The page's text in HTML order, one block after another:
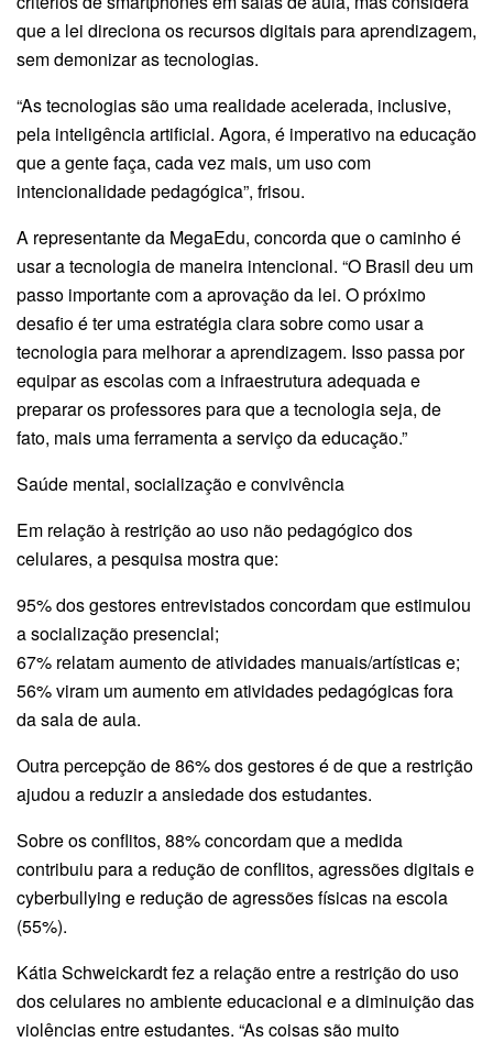
que a lei direciona os recursos digitais para aprendizagem,
sem demonizar as tecnologias.
“As tecnologias são uma realidade acelerada, inclusive,
pela inteligência artificial. Agora, é imperativo na educação
que a gente faça, cada vez mais, um uso com
intencionalidade pedagógica”, frisou.
A representante da MegaEdu, concorda que o caminho é
usar a tecnologia de maneira intencional. “O Brasil deu um
passo importante com a aprovação da lei. O próximo
desafio é ter uma estratégia clara sobre como usar a
tecnologia para melhorar a aprendizagem. Isso passa por
equipar as escolas com a infraestrutura adequada e
preparar os professores para que a tecnologia seja, de
fato, mais uma ferramenta a serviço da educação.”
Saúde mental, socialização e convivência
Em relação à restrição ao uso não pedagógico dos
celulares, a pesquisa mostra que:
95% dos gestores entrevistados concordam que estimulou
a socialização presencial;
67% relatam aumento de atividades manuais/artísticas e;
56% viram um aumento em atividades pedagógicas fora
da sala de aula.
Outra percepção de 86% dos gestores é de que a restrição
ajudou a reduzir a ansiedade dos estudantes.
Sobre os conflitos, 88% concordam que a medida
contribuiu para a redu­ção de conflitos, agressões digitais e
cyberbullying e redução de agressões físicas na escola
(55%).
Kátia Schweickardt fez a relação entre a restrição do uso
dos celulares no ambiente educacional e a diminuição das
violências entre estudantes. “As coisas são muito